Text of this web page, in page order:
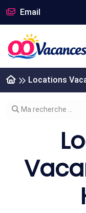
Email
Locations
Modifier votre
Ma recherche ...